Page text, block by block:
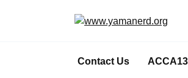
Contact Us ACCA13